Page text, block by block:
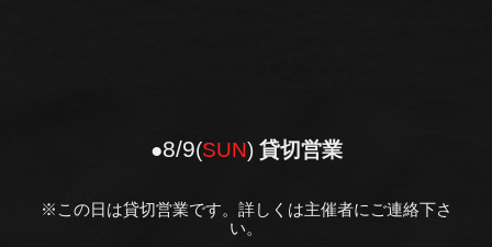
●8/9(SUN) 貸切営業
※この日は貸切営業です。詳しくは主催者にご連絡下さ
い。